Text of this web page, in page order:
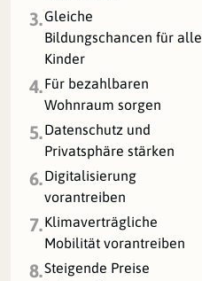
3.Gleiche
Bildungschancen für alle
Kinder
4.Für bezahlbaren
Wohnraum sorgen
5.Datenschutz und
Privatsphäre stärken
6.Digitalisierung
vorantreiben
7.Klimaverträgliche
Mobilität vorantreiben
8.Steigende Preise